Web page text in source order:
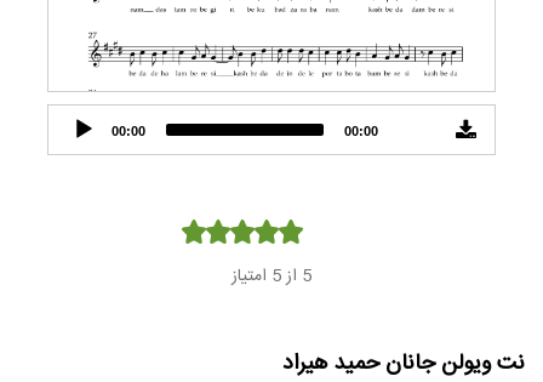
Audio
Player
00:00 00:00
5 از 5 امتیاز
نت ویولن جانان حمید هیراد